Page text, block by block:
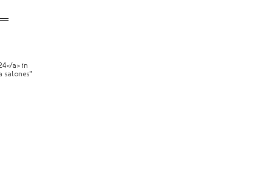
a> in
salones"